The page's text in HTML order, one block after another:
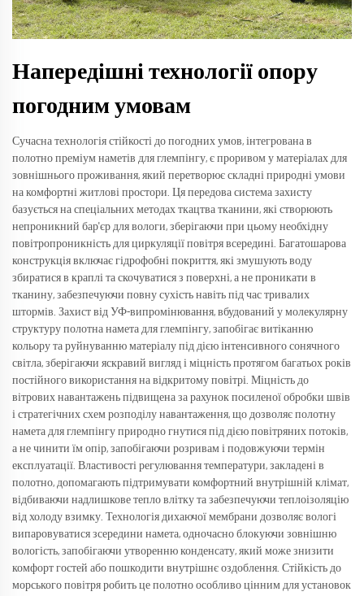
Напередішні технології опору
погодним умовам
Сучасна технологія стійкості до погодних умов, інтегрована в
полотно преміум наметів для глемпінгу, є проривом у матеріалах для
зовнішнього проживання, який перетворює складні природні умови
на комфортні житлові простори. Ця передова система захисту
базується на спеціальних методах ткацтва тканини, які створюють
непроникний бар'єр для вологи, зберігаючи при цьому необхідну
повітропроникність для циркуляції повітря всередині. Багатошарова
конструкція включає гідрофобні покриття, які змушують воду
збиратися в краплі та скочуватися з поверхні, а не проникати в
тканину, забезпечуючи повну сухість навіть під час тривалих
штормів. Захист від УФ-випромінювання, вбудований у молекулярну
структуру полотна намета для глемпінгу, запобігає витіканню
кольору та руйнуванню матеріалу під дією інтенсивного сонячного
світла, зберігаючи яскравий вигляд і міцність протягом багатьох років
постійного використання на відкритому повітрі. Міцність до
вітрових навантажень підвищена за рахунок посиленої обробки швів
і стратегічних схем розподілу навантаження, що дозволяє полотну
намета для глемпінгу природно гнутися під дією повітряних потоків,
а не чинити їм опір, запобігаючи розривам і подовжуючи термін
експлуатації. Властивості регулювання температури, закладені в
полотно, допомагають підтримувати комфортний внутрішній клімат,
відбиваючи надлишкове тепло влітку та забезпечуючи теплоізоляцію
від холоду взимку. Технологія дихаючої мембрани дозволяє вологі
випаровуватися зсередини намета, одночасно блокуючи зовнішню
вологість, запобігаючи утворенню конденсату, який може знизити
комфорт гостей або пошкодити внутрішнє оздоблення. Стійкість до
морського повітря робить це полотно особливо цінним для установок